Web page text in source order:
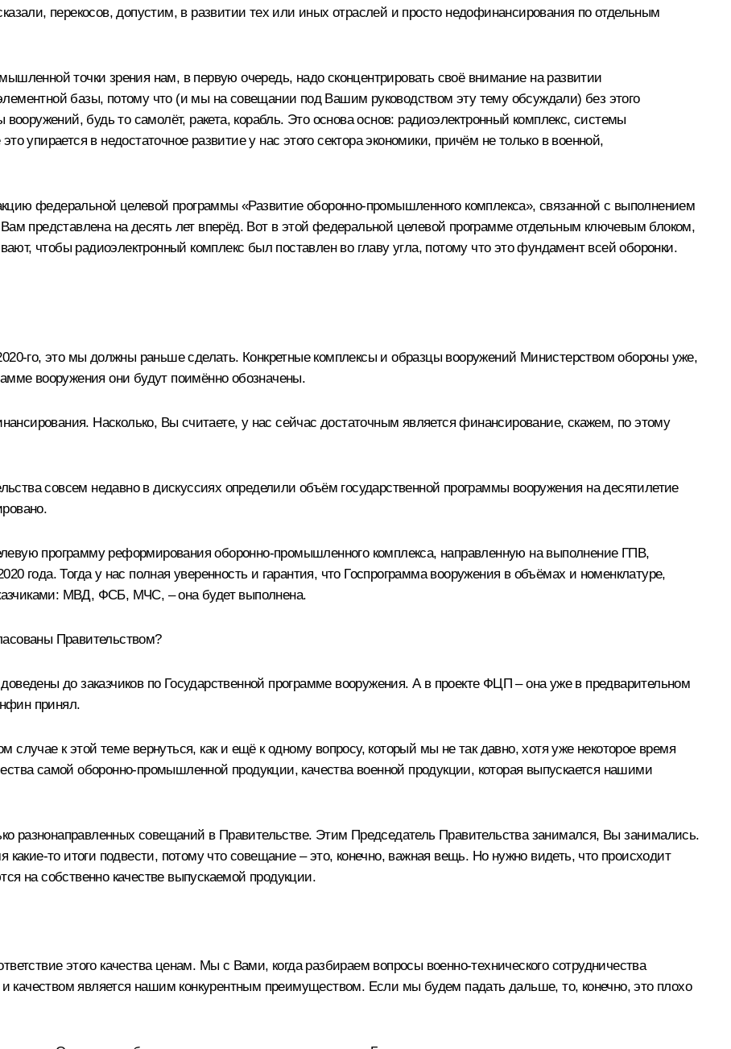
перекосов, допустим, в развитии тех или иных отраслей и просто недофинансирования по отдельным
точки зрения нам, в первую очередь, надо сконцентрировать своё внимание на развитии
базы, потому что (и мы на совещании под Вашим руководством эту тему обсуждали) без этого
будь то самолёт, ракета, корабль. Это основа основ: радиоэлектронный комплекс, системы
упирается в недостаточное развитие у нас этого сектора экономики, причём не только в военной,
федеральной целевой программы «Развитие оборонно-промышленного комплекса», связанной с выполнением
представлена на десять лет вперёд. Вот в этой федеральной целевой программе отдельным ключевым блоком,
чтобы радиоэлектронный комплекс был поставлен во главу угла, потому что это фундамент всей оборонки.
го, это мы должны раньше сделать. Конкретные комплексы и образцы вооружений Министерством обороны уже,
вооружения они будут поимённо обозначены.
Насколько, Вы считаете, у нас сейчас достаточным является финансирование, скажем, по этому
совсем недавно в дискуссиях определили объём государственной программы вооружения на десятилетие
программу реформирования оборонно-промышленного комплекса, направленную на выполнение ГПВ,
года. Тогда у нас полная уверенность и гарантия, что Госпрограмма вооружения в объёмах и номенклатуре,
МВД, ФСБ, МЧС, – она будет выполнена.
Правительством?
до заказчиков по Государственной программе вооружения. А в проекте ФЦП – она уже в предварительном
принял.
к этой теме вернуться, как и ещё к одному вопросу, который мы не так давно, хотя уже некоторое время
самой оборонно-промышленной продукции, качества военной продукции, которая выпускается нашими
разнонаправленных совещаний в Правительстве. Этим Председатель Правительства занимался, Вы занимались.
какие‑то итоги подвести, потому что совещание – это, конечно, важная вещь. Но нужно видеть, что происходит
на собственно качестве выпускаемой продукции.
этого качества ценам. Мы с Вами, когда разбираем вопросы военно-технического сотрудничества
является нашим конкурентным преимуществом. Если мы будем падать дальше, то, конечно, это плохо